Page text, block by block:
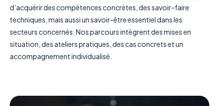
d’acquérir des compétences concrètes, des savoir-faire
techniques, mais aussi un savoir-être essentiel dans les
secteurs concernés. Nos parcours intègrent des mises en
situation, des ateliers pratiques, des cas concrets et un
accompagnement individualisé.